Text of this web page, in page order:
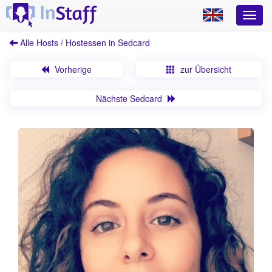
Alle Hosts / Hostessen in Sedcard
Vorherige zur Übersicht
Nächste Sedcard